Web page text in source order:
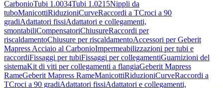
CarbonioTubi 1.0034Tubi 1.0215Nippli da
tuboManicottiRiduzioniCurveRaccordi a TCroci a 90
gradiAdattatori fissiAdattatori e collegamenti,
smontabiliCompensatoriChiusureRaccordi per
riscaldamentoChiusure per riscaldamentoAccessori per Geberit
Mapress Acciaio al CarbonioImpermeabilizzazioni per tubi e
raccordiFissaggi per tubiFissaggi per collegamentiGuarnizioni del
sistemaKit di viti per collegamenti a flangiaGeberit Mapress
RameGeberit Mapress RameManicottiRiduzioniCurveRaccordi a
TCroci a 90 gradiAdattatori fissiAdattatori e collegamenti,